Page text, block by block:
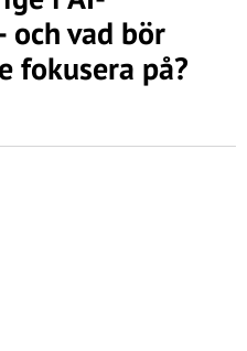
och vad bör
fokusera på?